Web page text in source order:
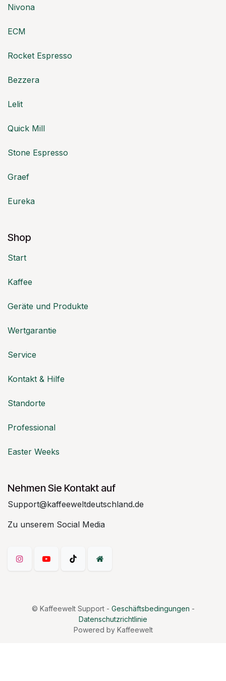
Nivona
ECM
Rocket Espresso
Bezzera
Lelit
Quick Mill
Stone Espresso
Graef
Eureka
Shop
Start
Kaffee
Geräte und Produkte
Wertgarantie
Service
Kontakt & Hilfe
Standorte
Professional
Easter Weeks
Nehmen Sie Kontakt auf
Support@kaffeeweltdeutschland.de
Zu unserem Social Media
© Kaffeewelt Support - Geschäftsbedingungen -
Datenschutzrichtlinie
Powered by Kaffeewelt